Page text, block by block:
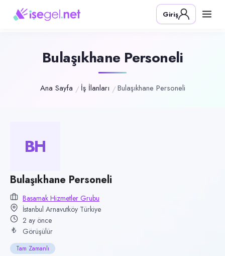
Pozisyon
Bulaşıkhane Personeli
Basamak Hizmetler Grubu
Temizlik & Hizmet
Tam Zamanlı · Ofis
4 Haziran 2026
Son geçerlilik
2 Eylül 2026
Başvuru kanalları
WhatsApp, Telefon
Giriş
Bulaşıkhane Personeli
Ana Sayfa İş İlanları Bulaşıkhane Personeli
BH
Bulaşıkhane Personeli
Basamak Hizmetler Grubu
İstanbul Arnavutköy Türkiye
2 ay önce
Görüşülür
Tam Zamanlı